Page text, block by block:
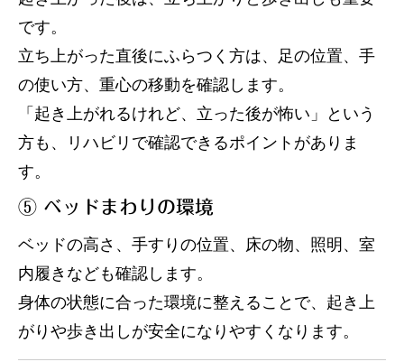
です。
立ち上がった直後にふらつく方は、足の位置、手
の使い方、重心の移動を確認します。
「起き上がれるけれど、立った後が怖い」という
方も、リハビリで確認できるポイントがありま
す。
⑤ ベッドまわりの環境
ベッドの高さ、手すりの位置、床の物、照明、室
内履きなども確認します。
身体の状態に合った環境に整えることで、起き上
がりや歩き出しが安全になりやすくなります。